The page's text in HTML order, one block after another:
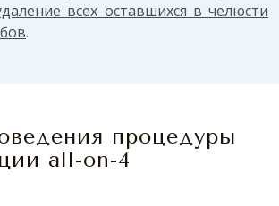
всех оставшихся в челюсти
.
процедуры
all-on-4